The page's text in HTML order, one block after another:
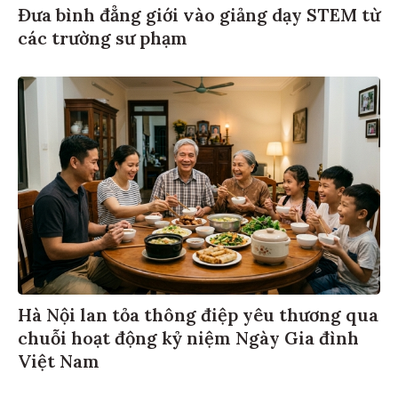
Đưa bình đẳng giới vào giảng dạy STEM từ
các trường sư phạm
Hà Nội lan tỏa thông điệp yêu thương qua
chuỗi hoạt động kỷ niệm Ngày Gia đình
Việt Nam